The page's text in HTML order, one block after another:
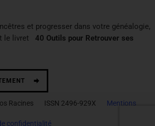
et progresser dans votre généalogie,
le livret 40 Outils pour Retrouver ses
Racines ISSN 2496-929X Mentions
confidentialité